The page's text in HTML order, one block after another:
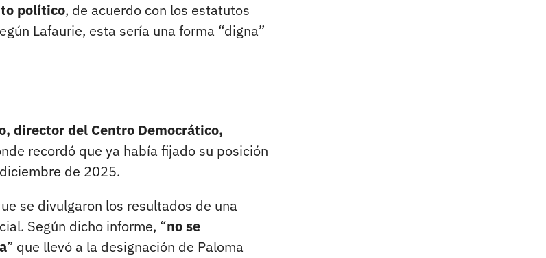
político, de acuerdo con los estatutos
Lafaurie, esta sería una forma “digna”
director del Centro Democrático,
recordó que ya había fijado su posición
de 2025.
se divulgaron los resultados de una
Según dicho informe, “no se
” que llevó a la designación de Paloma